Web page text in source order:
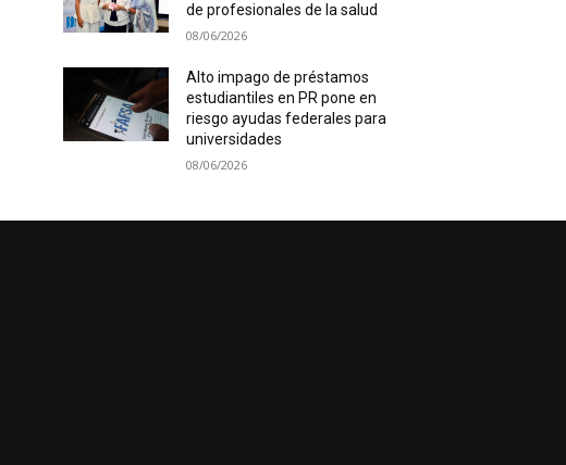
de profesionales de la salud
08/06/2026
Alto impago de préstamos
estudiantiles en PR pone en
riesgo ayudas federales para
universidades
08/06/2026